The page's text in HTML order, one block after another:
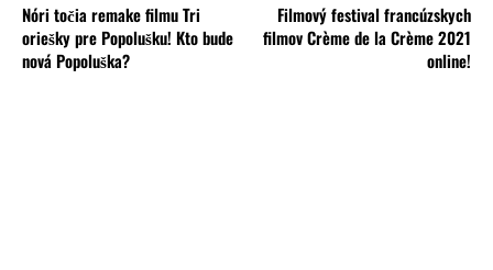
Nóri točia remake filmu Tri
oriešky pre Popolušku! Kto bude
nová Popoluška?
Filmový festival francúzskych
filmov Crème de la Crème 2021
online!